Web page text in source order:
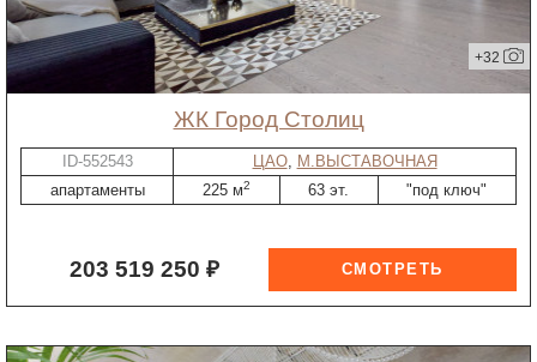
+32
ЖК Город Столиц
ID-552543 ЦАО, М.ВЫСТАВОЧНАЯ
апартаменты
225 м2 63 эт. "под ключ"
203 519 250 ₽